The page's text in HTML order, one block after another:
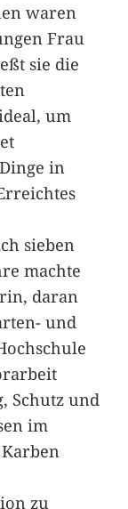
waren
Frau
sie die
um
in
sieben
machte
daran
und
Schutz und
im
zu